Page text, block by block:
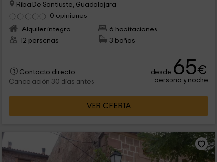
Riba De Santiuste, Guadalajara
0 opiniones
Alquiler íntegro
6 habitaciones
12 personas
3 baños
Contacto directo
Cancelación 30 días antes
desde 65€
persona y noche
VER OFERTA